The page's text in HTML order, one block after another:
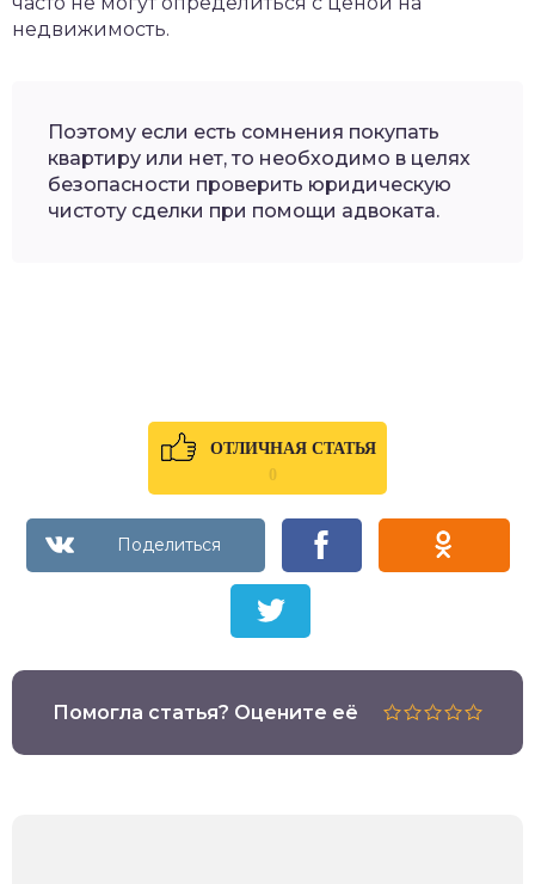
недвижимость.
Поэтому если есть сомнения покупать
квартиру или нет, то необходимо в целях
безопасности проверить юридическую
чистоту сделки при помощи адвоката.
ОТЛИЧНАЯ СТАТЬЯ
0
Помогла статья? Оцените её